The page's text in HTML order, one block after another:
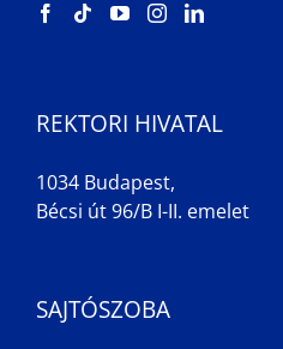
REKTORI HIVATAL
1034 Budapest,
Bécsi út 96/B I-II. emelet
SAJTÓSZOBA